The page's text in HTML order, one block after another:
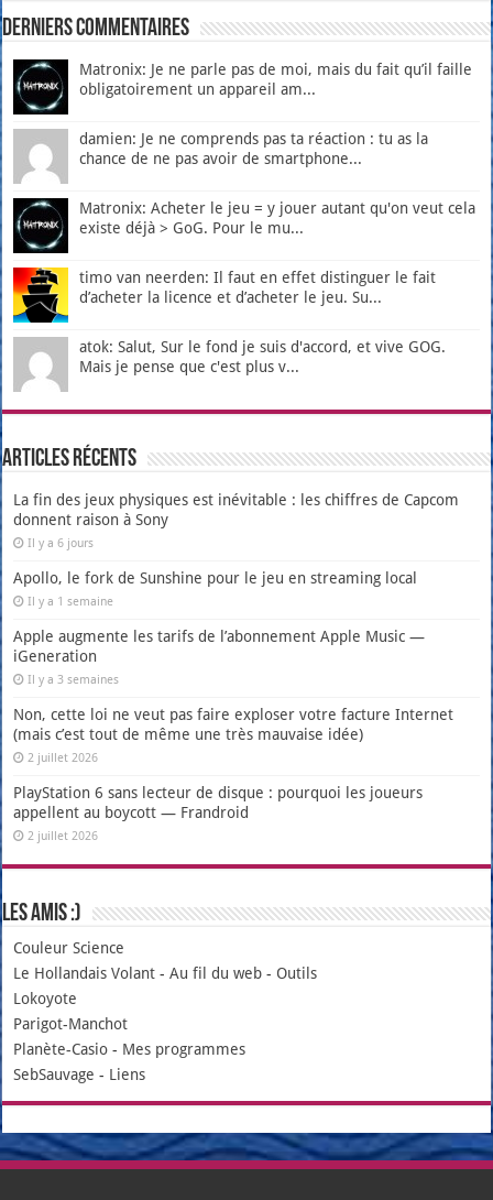
Derniers Commentaires
Matronix: Je ne parle pas de moi, mais du fait qu’il faille
obligatoirement un appareil am...
damien: Je ne comprends pas ta réaction : tu as la
chance de ne pas avoir de smartphone...
Matronix: Acheter le jeu = y jouer autant qu'on veut cela
existe déjà > GoG. Pour le mu...
timo van neerden: Il faut en effet distinguer le fait
d’acheter la licence et d’acheter le jeu. Su...
atok: Salut, Sur le fond je suis d'accord, et vive GOG.
Mais je pense que c'est plus v...
Articles récents
La fin des jeux physiques est inévitable : les chiffres de Capcom
donnent raison à Sony
Il y a 6 jours
Apollo, le fork de Sunshine pour le jeu en streaming local
Il y a 1 semaine
Apple augmente les tarifs de l’abonnement Apple Music —
iGeneration
Il y a 3 semaines
Non, cette loi ne veut pas faire exploser votre facture Internet
(mais c’est tout de même une très mauvaise idée)
2 juillet 2026
PlayStation 6 sans lecteur de disque : pourquoi les joueurs
appellent au boycott — Frandroid
2 juillet 2026
Les amis :)
Couleur Science
Le Hollandais Volant -Au fil du web - Outils
Lokoyote
Parigot-Manchot
Planète-Casio - Mes programmes
SebSauvage - Liens